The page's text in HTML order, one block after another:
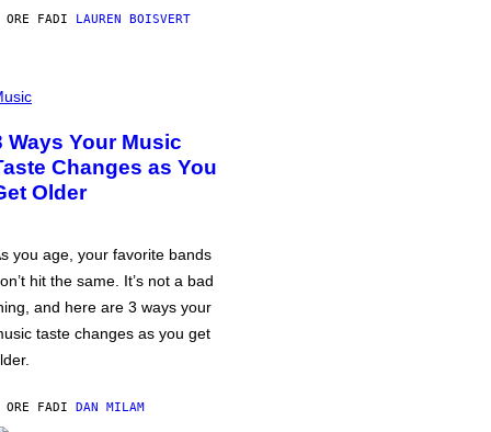
ORE FADI LAUREN BOISVERT
Ways Your Music
Changes as You
Older
you age, your favorite bands
hit the same. It’s not a bad
and here are 3 ways your
taste changes as you get
ORE FADI DAN MILAM